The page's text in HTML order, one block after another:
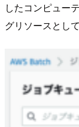
したコンピュー
グリソースとし